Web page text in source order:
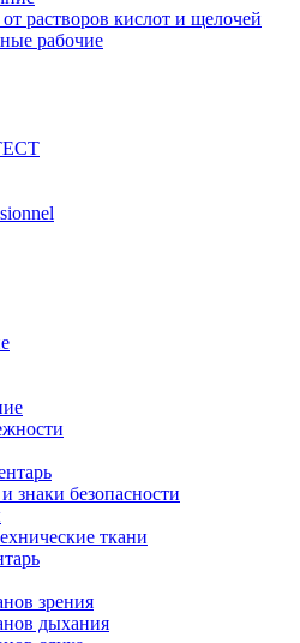
растворов кислот и щелочей
рабочие
знаки безопасности
ткани
зрения
дыхания